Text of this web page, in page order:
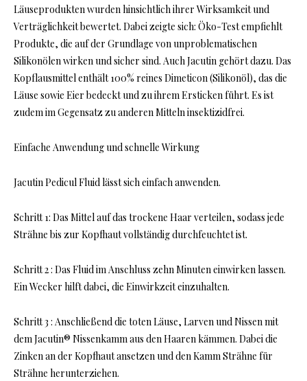
Läuseprodukten wurden hinsichtlich ihrer Wirksamkeit und
Verträglichkeit bewertet. Dabei zeigte sich: Öko-Test empfiehlt
Produkte, die auf der Grundlage von unproblematischen
Silikonölen wirken und sicher sind. Auch Jacutin gehört dazu. Das
Kopflausmittel enthält 100% reines Dimeticon (Silikonöl), das die
Läuse sowie Eier bedeckt und zu ihrem Ersticken führt. Es ist
zudem im Gegensatz zu anderen Mitteln insektizidfrei.
Einfache Anwendung und schnelle Wirkung
Jacutin Pedicul Fluid lässt sich einfach anwenden.
Schritt 1: Das Mittel auf das trockene Haar verteilen, sodass jede
Strähne bis zur Kopfhaut vollständig durchfeuchtet ist.
Schritt 2 : Das Fluid im Anschluss zehn Minuten einwirken lassen.
Ein Wecker hilft dabei, die Einwirkzeit einzuhalten.
Schritt 3 : Anschließend die toten Läuse, Larven und Nissen mit
dem Jacutin® Nissenkamm aus den Haaren kämmen. Dabei die
Zinken an der Kopfhaut ansetzen und den Kamm Strähne für
Strähne herunterziehen.